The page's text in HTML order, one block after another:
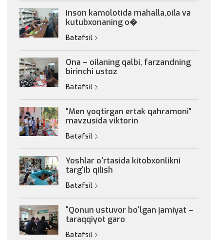
Inson kamolotida mahalla,oila va
kutubxonaning o�
Batafsil
Ona – oilaning qalbi, farzandning
birinchi ustoz
Batafsil
"Men yoqtirgan ertak qahramoni"
mavzusida viktorin
Batafsil
Yoshlar o'rtasida kitobxonlikni
targ'ib qilish
Batafsil
"Qonun ustuvor bo'lgan jamiyat –
taraqqiyot garo
Batafsil